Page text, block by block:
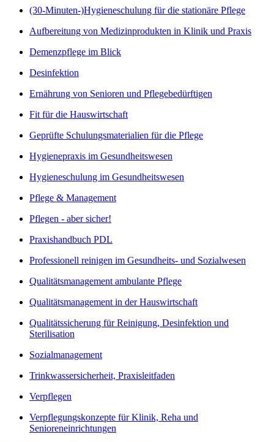
(30-Minuten-)Hygieneschulung für die stationäre Pflege
Aufbereitung von Medizinprodukten in Klinik und Praxis
Demenzpflege im Blick
Desinfektion
Ernährung von Senioren und Pflegebedürftigen
Fit für die Hauswirtschaft
Geprüfte Schulungsmaterialien für die Pflege
Hygienepraxis im Gesundheitswesen
Hygieneschulung im Gesundheitswesen
Pflege & Management
Pflegen - aber sicher!
Praxishandbuch PDL
Professionell reinigen im Gesundheits- und Sozialwesen
Qualitätsmanagement ambulante Pflege
Qualitätsmanagement in der Hauswirtschaft
Qualitätssicherung für Reinigung, Desinfektion und
Sterilisation
Sozialmanagement
Trinkwassersicherheit, Praxisleitfaden
Verpflegen
Verpflegungskonzepte für Klinik, Reha und
Senioreneinrichtungen